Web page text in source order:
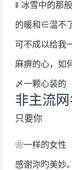
‖ 冰雪中的那
的暖和∈温不
可不成以给我
麻痹的心，如
〆一颗心装的
非主流
只要你
❀一样的女性
感谢沵旳美妙。